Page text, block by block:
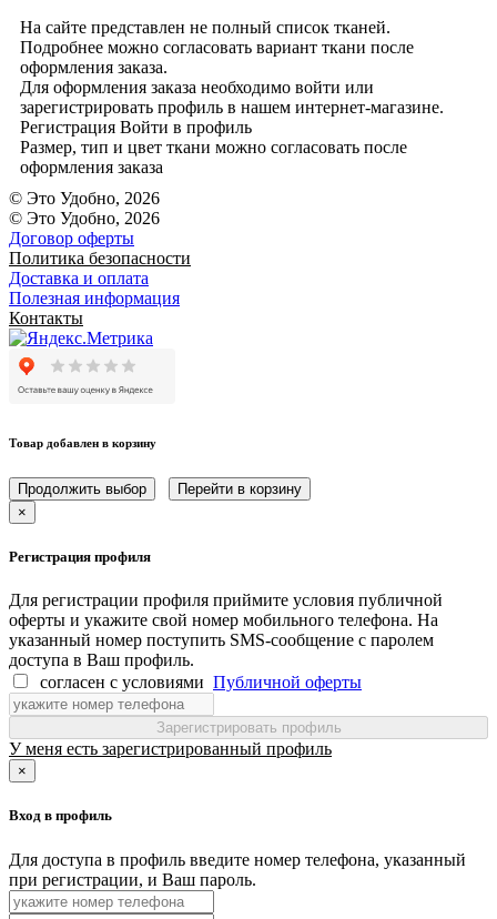
На сайте представлен не полный список тканей.
Подробнее можно согласовать вариант ткани после
оформления заказа.
Для оформления заказа необходимо войти или
зарегистрировать профиль в нашем интернет-магазине.
Регистрация Войти в профиль
Размер, тип и цвет ткани можно согласовать после
оформления заказа
© Это Удобно, 2026
© Это Удобно, 2026
Договор оферты
Политика безопасности
Доставка и оплата
Полезная информация
Контакты
Товар добавлен в корзину
Продолжить выбор
Перейти в корзину
×
Регистрация профиля
Для регистрации профиля приймите условия публичной
оферты и укажите свой номер мобильного телефона. На
указанный номер поступить SMS-сообщение с паролем
доступа в Ваш профиль.
согласен с условиями Публичной оферты
Зарегистрировать профиль
У меня есть зарегистрированный профиль
×
Вход в профиль
Для доступа в профиль введите номер телефона, указанный
при регистрации, и Ваш пароль.